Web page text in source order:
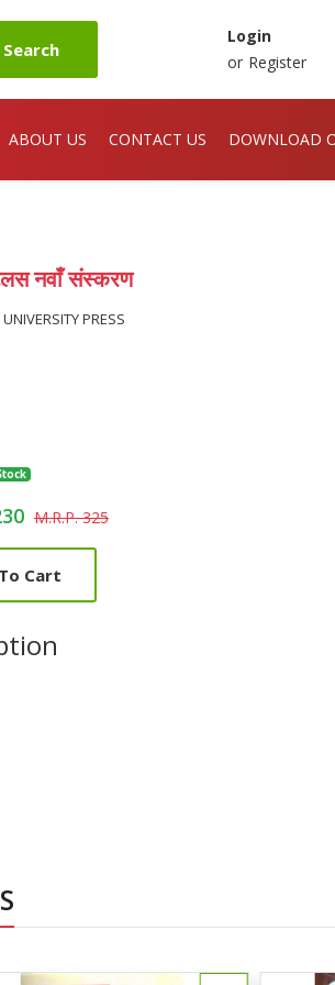
Search
Login
or Register
ABOUT US CONTACT US DOWNLOAD
नवाँ संस्करण
PRESS
M.R.P. 325
Cart